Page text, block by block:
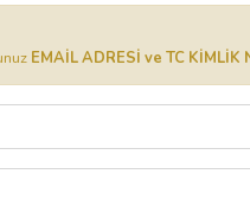
EMAİL ADRESİ ve TC KİMLİK